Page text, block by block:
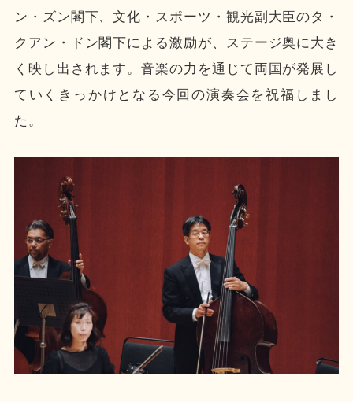
ン・ズン閣下、文化・スポーツ・観光副大臣のタ・
クアン・ドン閣下による激励が、ステージ奥に大き
く映し出されます。音楽の力を通じて両国が発展し
ていくきっかけとなる今回の演奏会を祝福しまし
た。